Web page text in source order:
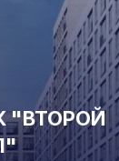
"ВТОРОЙ